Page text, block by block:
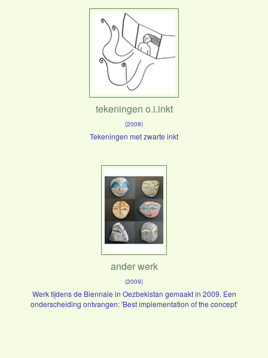
tekeningen o.i.inkt
(2009)
Tekeningen met zwarte inkt
ander werk
(2009)
Werk tijdens de Biennale in Oezbekistan gemaakt in 2009. Een
onderscheiding ontvangen: 'Best implementation of the concept'